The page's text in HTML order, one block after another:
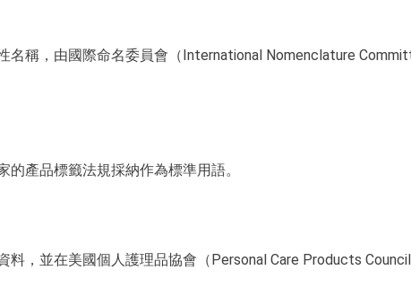
名稱，由國際命名委員會（International Nomenclature
產品標籤法規採納作為標準用語。
，並在美國個人護理品協會（Personal Care Products